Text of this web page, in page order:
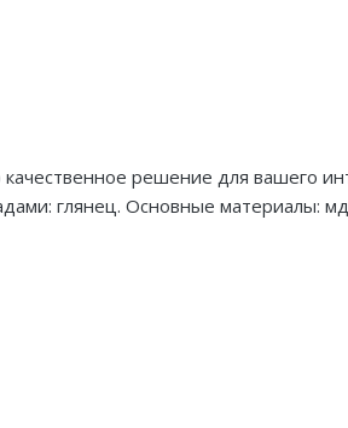
решение для вашего
глянец. Основные материалы: